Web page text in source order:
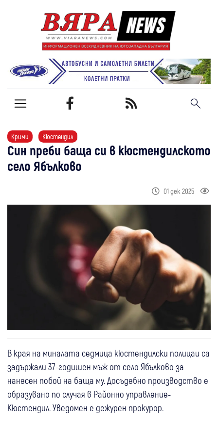
Крими Кюстендил
Син преби баща си в кюстендилското
село Ябълково
01 дек 2025
В края на миналата седмица кюстендилски полицаи са
задържали 37-годишен мъж от село Ябълково за
нанесен побой на баща му. Досъдебно производство е
образувано по случая в Районно управление-
Кюстендил. Уведомен е дежурен прокурор.